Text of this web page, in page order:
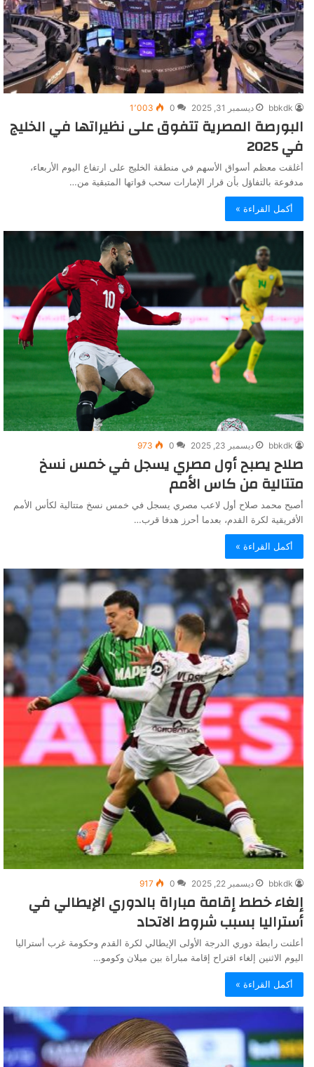
bbkdk ديسمبر 31, 2025 0 1٬003
البورصة المصرية تتفوق على نظيراتها في الخليج
في 2025
أغلقت معظم أسواق الأسهم في منطقة الخليج على ارتفاع اليوم الأربعاء،
مدفوعة بالتفاؤل بأن قرار الإمارات سحب قواتها المتبقية من…
أكمل القراءة »
bbkdk ديسمبر 23, 2025 0
973
صلاح يصبح أول مصري يسجل في خمس نسخ
متتالية من كاس الأمم
أصبح محمد صلاح أول لاعب مصري يسجل في خمس نسخ متتالية لكأس الأمم
الأفريقية لكرة القدم، بعدما أحرز هدفا قرب…
أكمل القراءة »
bbkdk ديسمبر 22, 2025 0
917
إلغاء خطط إقامة مباراة بالدوري الإيطالي في
أستراليا بسبب شروط الاتحاد
أعلنت رابطة دوري الدرجة الأولى الإيطالي لكرة القدم وحكومة غرب أستراليا
اليوم الاثنين إلغاء اقتراح إقامة مباراة بين ميلان وكومو…
أكمل القراءة »